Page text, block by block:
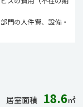
門の人件費、設備・
居室面積 18.6㎡